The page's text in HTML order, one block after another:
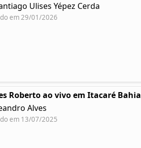
Ulises Yépez Cerda
em 29/01/2026
Roberto ao vivo em Itacaré Bahia
Alves
em 13/07/2025